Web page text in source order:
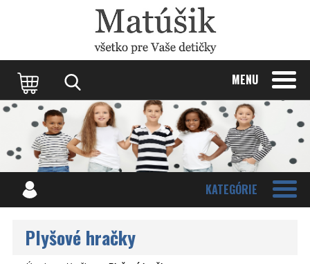
MENU
KATEGÓRIE
Plyšové hračky
Update cookies preferences